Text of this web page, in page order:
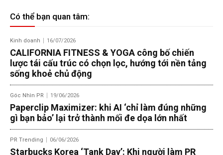
Có thể bạn quan tâm:
Kinh doanh 16/07/2026
CALIFORNIA FITNESS & YOGA công bố chiến
lược tái cấu trúc có chọn lọc, hướng tới nền tảng
sống khoẻ chủ động
Góc Nhìn PR 19/06/2026
Paperclip Maximizer: khi AI ‘chỉ làm đúng những
gì bạn bảo’ lại trở thành mối đe dọa lớn nhất
PR Trending 06/06/2026
Starbucks Korea ‘Tank Day’: Khi người làm PR